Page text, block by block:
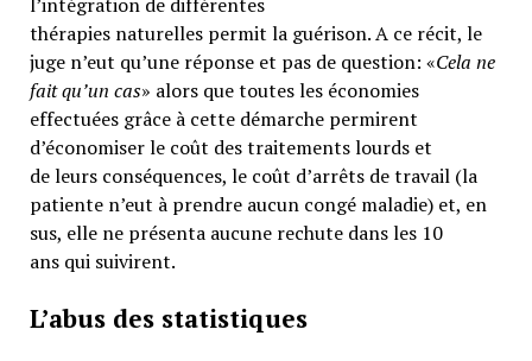
thérapies naturelles permit la guérison. A ce récit, le
juge n’eut qu’une réponse et pas de question: «Cela ne
fait qu’un cas» alors que toutes les économies
effectuées grâce à cette démarche permirent
d’économiser le coût des traitements lourds et
de leurs conséquences, le coût d’arrêts de travail (la
patiente n’eut à prendre aucun congé maladie) et, en
sus, elle ne présenta aucune rechute dans les 10
ans qui suivirent.
L’abus des statistiques